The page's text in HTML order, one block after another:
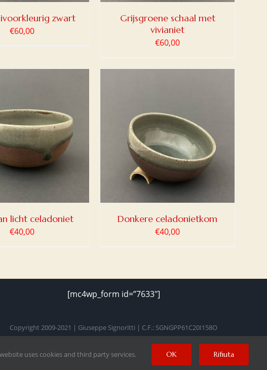
zwart
€60,00
Grijsgroene schaal met
vivianiet
€60,00
licht celadoniet
€40,00
AAN WINKELWAGEN
/
DETAILS
Donkere celadonietkom
€40,00
[mc4wp_form id=”7633″]
Copyright 2009-2021 | Giuseppe Signoritti | C.F.: SGNGPP61C20I158O
Facebook
TwitterInstagram
PinterestYouTube
uses cookies and third party services. OK Rifiuta